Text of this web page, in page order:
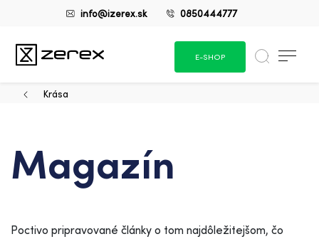
info@izerex.sk 0850444777
E-SHOP
Krása
Magazín
Poctivo pripravované články o tom najdôležitejšom, čo